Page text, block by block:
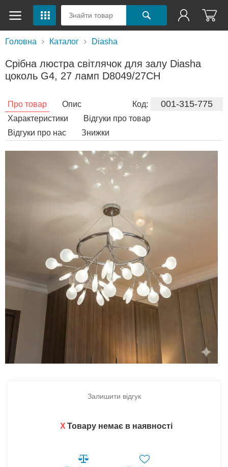
Головна Каталог Diasha
Срібна люстра світлячок для залу Diasha
цоколь G4, 27 ламп D8049/27CH
Код: 001-315-775
Про товар
Опис
Характеристики
Відгуки про товар
Відгуки про нас
Знижки
Залишити відгук
X Товару немає в наявності